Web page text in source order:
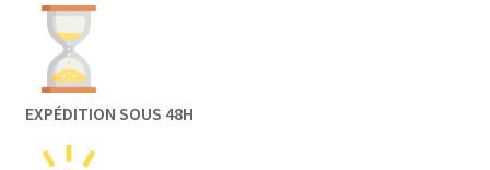
EXPÉDITION SOUS 48H